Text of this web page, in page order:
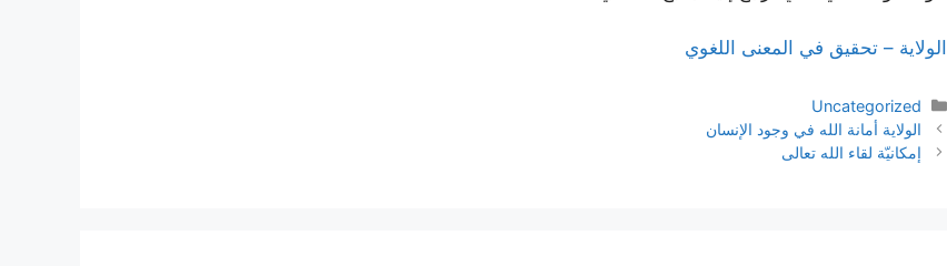
الولاية – تحقيق في المعنى اللغوي
دسته‌ها
Uncategorized
ناوبری
نوشته‌ها
الولاية أمانة الله في وجود الإنسان
إمكانيّة لقاء الله تعالى